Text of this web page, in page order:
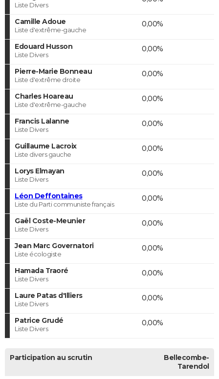
Liste Divers
Camille Adoue
Liste d'extrême-gauche
0,00%
Edouard Husson
Liste Divers
0,00%
Pierre-Marie Bonneau
Liste d'extrême droite
0,00%
Charles Hoareau
Liste d'extrême-gauche
0,00%
Francis Lalanne
Liste Divers
0,00%
Guillaume Lacroix
Liste divers gauche
0,00%
Lorys Elmayan
Liste Divers
0,00%
Léon Deffontaines
Liste du Parti communiste français
0,00%
Gaël Coste-Meunier
Liste Divers
0,00%
Jean Marc Governatori
Liste écologiste
0,00%
Hamada Traoré
Liste Divers
0,00%
Laure Patas d'Illiers
Liste Divers
0,00%
Patrice Grudé
Liste Divers
0,00%
Participation au scrutin
Bellecombe-
Tarendol